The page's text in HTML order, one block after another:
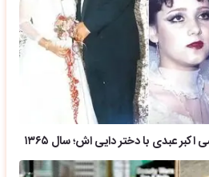
عبدی با دختر دایی اش؛ سال ۱۳۶۵